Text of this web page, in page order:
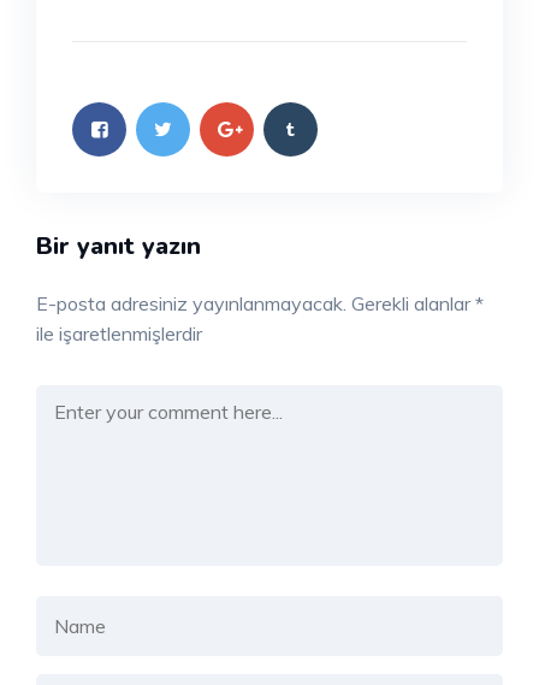
Bir yanıt yazın
E-posta adresiniz yayınlanmayacak. Gerekli alanlar*
ile işaretlenmişlerdir